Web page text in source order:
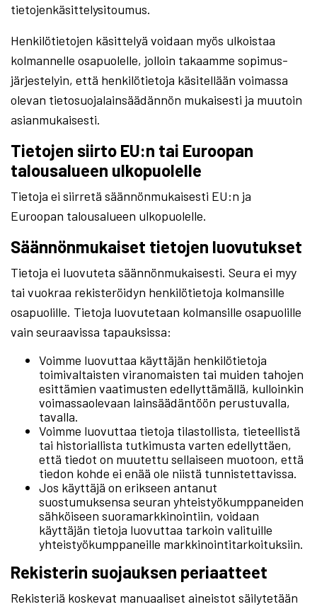
tietojenkäsittelysitoumus.
Henkilötietojen käsittelyä voidaan myös ulkoistaa
kolmannelle osapuolelle, jolloin takaamme sopimus-
järjestelyin, että henkilötietoja käsitellään voimassa
olevan tietosuojalainsäädännön mukaisesti ja muutoin
asianmukaisesti.
Tietojen siirto EU:n tai Euroopan
talousalueen ulkopuolelle
Tietoja ei siirretä säännönmukaisesti EU:n ja
Euroopan talousalueen ulkopuolelle.
Säännönmukaiset tietojen luovutukset
Tietoja ei luovuteta säännönmukaisesti. Seura ei myy
tai vuokraa rekisteröidyn henkilötietoja kolmansille
osapuolille. Tietoja luovutetaan kolmansille osapuolille
vain seuraavissa tapauksissa:
Voimme luovuttaa käyttäjän henkilötietoja
toimivaltaisten viranomaisten tai muiden tahojen
esittämien vaatimusten edellyttämällä, kulloinkin
voimassaolevaan lainsäädäntöön perustuvalla,
tavalla.
Voimme luovuttaa tietoja tilastollista, tieteellistä
tai historiallista tutkimusta varten edellyttäen,
että tiedot on muutettu sellaiseen muotoon, että
tiedon kohde ei enää ole niistä tunnistettavissa.
Jos käyttäjä on erikseen antanut
suostumuksensa seuran yhteistyökumppaneiden
sähköiseen suoramarkkinointiin, voidaan
käyttäjän tietoja luovuttaa tarkoin valituille
yhteistyökumppaneille markkinointitarkoituksiin.
Rekisterin suojauksen periaatteet
Rekisteriä koskevat manuaaliset aineistot säilytetään